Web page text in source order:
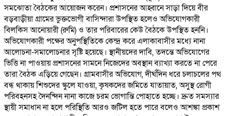
সমঝোতা বৈঠকের আয়োজন করেন। প্রশাসনের আহ্বানে সাড়া দিয়ে বীর
বড়বাড়ীয়া গ্রামের ভুক্তভোগী বাসিন্দারা উপস্থিত হলেও অভিযোগকারী
বিলকিস আনোয়ারী (রুমি) ও তার পরিবারের কেউ বৈঠকে উপস্থিত হননি।
অভিযোগকারী পক্ষের অনুপস্থিতিকে কেন্দ্র করে এলাকাবাসীর মধ্যে নানা
আলোচনা-সমালোচনার সৃষ্টি হয়েছে। স্থানীয়দের দাবি, তদন্তে অভিযোগের
ভিত্তি না পাওয়ায় প্রশাসনের সামনে নিজেদের অবস্থান ব্যাখ্যা করতে না পেরে
তারা বৈঠক এড়িয়ে গেছেন। গ্রামবাসীর অভিযোগ, দীর্ঘদিন ধরে চলাচলের পথ
বন্ধ থাকায় শিশুদের স্কুলে যাওয়া, কৃষকদের জমিতে যাতায়াত, অসুস্থ রোগী
পরিবহনসহ দৈনন্দিন নানা কাজে চরম ভোগান্তি পোহাতে হচ্ছে। দ্রুত সমস্যার
স্থায়ী সমাধান না হলে পরিস্থিতি আরও জটিল হতে পারে বলেও আশঙ্কা প্রকাশ